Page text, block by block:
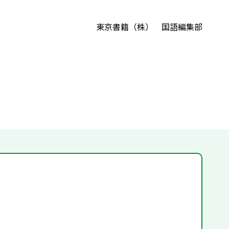
東京書籍（株） 国語編集部